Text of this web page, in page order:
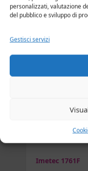
personalizzati, valutazione
del pubblico e sviluppo di
Gestisci servizi
Ghd air kit
GHD Gold
Asciugacapelli
Imetec 1761F